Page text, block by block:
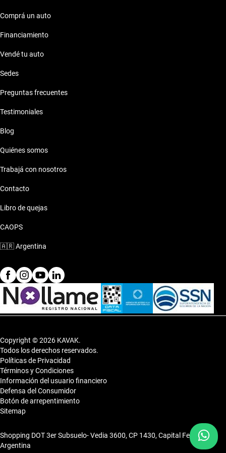
Comprá un auto
Financiamiento
Vendé tu auto
Sedes
Preguntas frecuentes
Testimoniales
Blog
Quiénes somos
Trabajá con nosotros
Contacto
Libro de quejas
CAOPS
🇦🇷Argentina
Copyright © 2026 KAVAK.
Todos los derechos reservados.
Políticas de Privacidad
Términos y Condiciones
Información del usuario financiero
Defensa del Consumidor
Botón de arrepentimiento
Sitemap
Shopping DOT 3er Subsuelo- Vedia 3600, CP 1430, Capital Federal,
Argentina